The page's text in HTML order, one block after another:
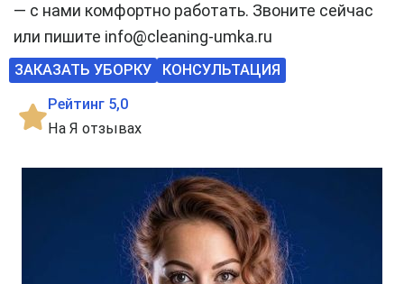
— с нами комфортно работать. Звоните сейчас
или пишите info@cleaning-umka.ru
ЗАКАЗАТЬ УБОРКУ
КОНСУЛЬТАЦИЯ
Рейтинг 5,0
На Я отзывах